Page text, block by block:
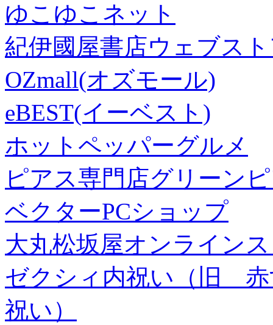
ゆこゆこネット
紀伊國屋書店ウェブス
OZmall(オズモール)
eBEST(イーベスト)
ホットペッパーグルメ
ピアス専門店グリーン
ベクターPCショップ
大丸松坂屋オンライン
ゼクシィ内祝い（旧 赤
祝い）